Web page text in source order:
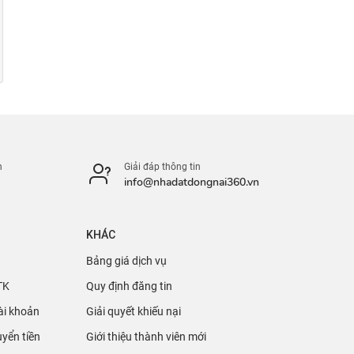
Giải đáp thông tin
info@nhadatdongnai360.vn
khoản
tiền
KHÁC
Bảng giá dịch vụ
Quy định đăng tin
Giải quyết khiếu nại
Giới thiệu thành viên mới